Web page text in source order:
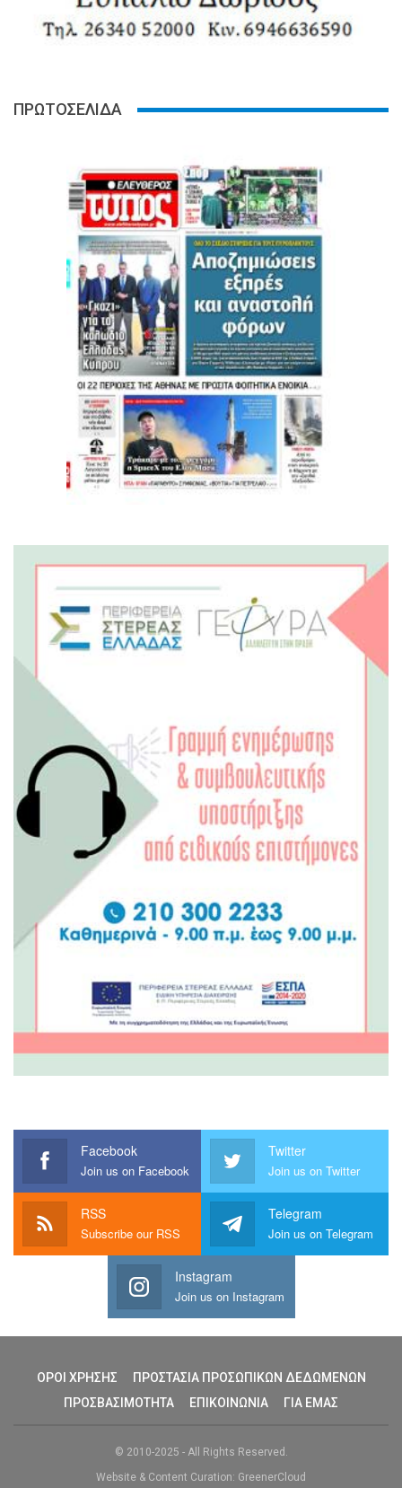
ΠΡΩΤΟΣΕΛΙΔΑ
Facebook
Join us on Facebook
Twitter
Join us on Twitter
RSS
Subscribe our RSS
Telegram
Join us on Telegram
Instagram
Join us on Instagram
ΟΡΟΙ ΧΡΗΣΗΣ
ΠΡΟΣΤΑΣΙΑ ΠΡΟΣΩΠΙΚΩΝ ΔΕΔΩΜΕΝΩΝ
ΠΡΟΣΒΑΣΙΜΟΤΗΤΑ
ΕΠΙΚΟΙΝΩΝΙΑ ΓΙΑ ΕΜΑΣ
© 2010-2025 - All Rights Reserved.
Website & Content Curation: GreenerCloud